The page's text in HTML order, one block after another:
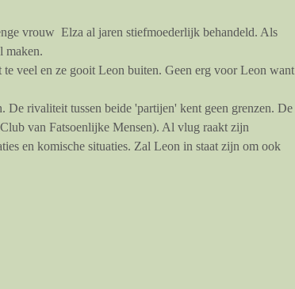
vrouw  Elza al jaren stiefmoederlijk behandeld. Als
maken.
veel en ze gooit Leon buiten. Geen erg voor Leon want
De rivaliteit tussen beide 'partijen' kent geen grenzen. De
van Fatsoenlijke Mensen). Al vlug raakt zijn
en komische situaties. Zal Leon in staat zijn om ook